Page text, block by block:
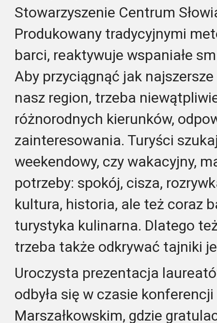
Stowarzyszenie Centrum
Produkowany tradycyjnymi
barci, reaktywuje wspaniałe
Aby przyciągnąć jak
nasz region, trzeba
różnorodnych kierunków,
zainteresowania. Turyści
weekendowy, czy wakacyjny,
potrzeby: spokój, cisza,
kultura, historia, ale też coraz
turystyka kulinarna. Dlatego
trzeba także odkrywać tajniki
Uroczysta prezentacja
odbyła się w czasie
Marszałkowskim, gdzie